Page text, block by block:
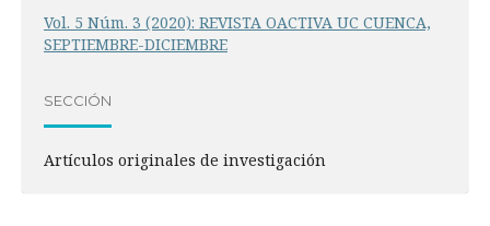
Vol. 5 Núm. 3 (2020): REVISTA OACTIVA UC CUENCA,
SEPTIEMBRE-DICIEMBRE
SECCIÓN
Artículos originales de investigación